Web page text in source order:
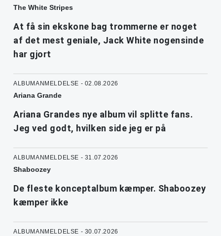
The White Stripes
At få sin ekskone bag trommerne er noget
af det mest geniale, Jack White nogensinde
har gjort
ALBUMANMELDELSE - 02.08.2026
Ariana Grande
Ariana Grandes nye album vil splitte fans.
Jeg ved godt, hvilken side jeg er på
ALBUMANMELDELSE - 31.07.2026
Shaboozey
De fleste konceptalbum kæmper. Shaboozey
kæmper ikke
ALBUMANMELDELSE - 30.07.2026